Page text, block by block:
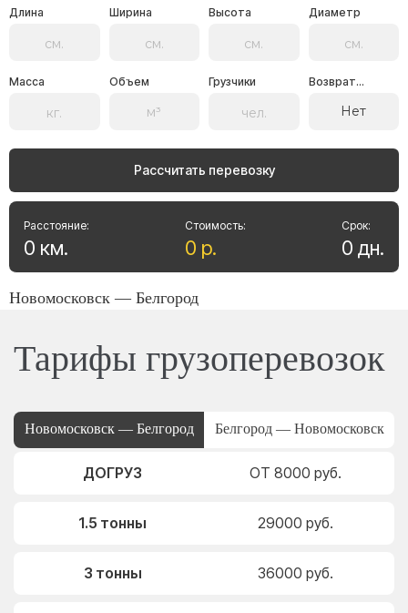
Длина Ширина Высота Диаметр
Масса Объем Грузчики Возврат...
Нет
Рассчитать перевозку
Стоимость:
0 р.
Расстояние:
0 км.
Срок:
0 дн.
Новомосковск — Белгород
Тарифы грузоперевозок
Новомосковск — Белгород Белгород — Новомосковск
ДОГРУЗ ОТ 8000 руб.
1.5 тонны 29000 руб.
3 тонны 36000 руб.